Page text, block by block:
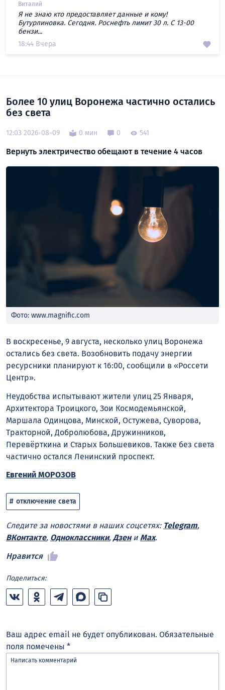
Виталий
Я не знаю кто предоставляет данные и кому!
Бутурлиновка. Сегодня. Роснефть лимит 30 л. С 13-00
бензи...
18:44 Вчера
Более 10 улиц Воронежа частично остались
без света
12:03 2026-08-09 0 мин 0 541
Вернуть электричество обещают в течение 4 часов
Фото: www.magnific.com
В воскресенье, 9 августа, несколько улиц Воронежа
остались без света. Возобновить подачу энергии
ресурсники планируют к 16:00, сообщили в «Россети
Центр».
Неудобства испытывают жители улиц 25 Января,
Архитектора Троицкого, Зои Космодемьянской,
Маршала Одинцова, Минской, Остужева, Суворова,
Тракторной, Добролюбова, Дружинников,
Перевёрткина и Старых Большевиков. Также без света
частично остался Ленинский проспект.
Евгений МОРОЗОВ
отключение света
Следите за новостями в наших соцсетях: Telegram,
ВКонтакте, Одноклассники, Дзени Max.
Нравится
Поделиться:
Ваш адрес email не будет опубликован. Обязательные
поля помечены *